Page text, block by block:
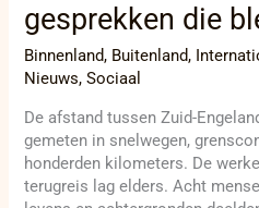
gesprekken die
Binnenland, Buitenland,
Nieuws,Sociaal
De afstand tussen Zuid-
gemeten in snelwegen,
honderden kilometers. De
terugreis lag elders. Acht